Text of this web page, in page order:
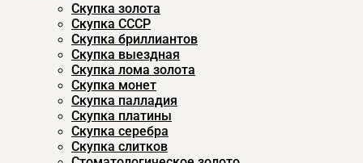
Скупка золота
Скупка CCСР
Скупка бриллиантов
Скупка выездная
Скупка лома золота
Скупка монет
Скупка палладия
Скупка платины
Скупка серебра
Скупка слитков